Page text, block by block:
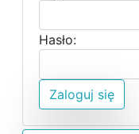
Hasło:
Zaloguj się